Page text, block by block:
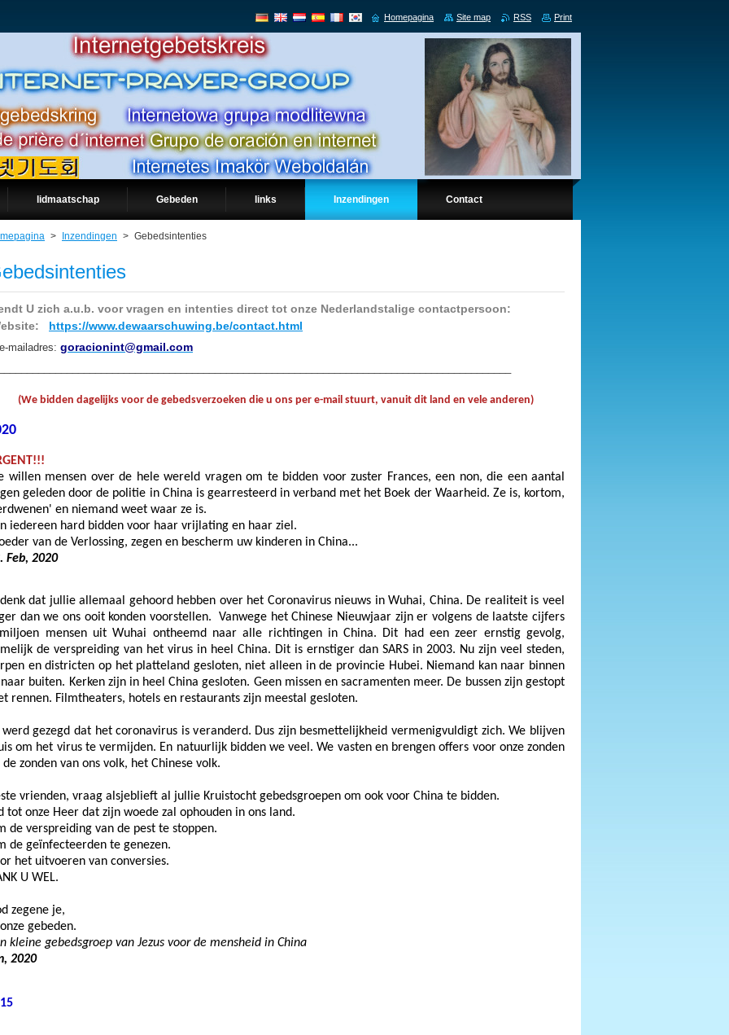
lidmaatschap Gebeden links Inzendingen Contact
> Inzendingen > Gebedsintenties
U zich a.u.b. voor vragen en intenties direct tot onze Nederlandstalige contactpersoon:
https://www.dewaarschuwing.be/contact.html
mailadres: goracionint@gmail.com
(We bidden dagelijks voor de gebedsverzoeken die u ons per e-mail stuurt, vanuit dit land en vele anderen)
willen mensen over de hele wereld vragen om te bidden voor zuster Frances, een non, die een aantal
geleden door de politie in China is gearresteerd in verband met het Boek der Waarheid. Ze is, kortom,
en niemand weet waar ze is.
iedereen hard bidden voor haar vrijlating en haar ziel.
van de Verlossing, zegen en bescherm uw kinderen in China...
Feb, 2020
dat jullie allemaal gehoord hebben over het Coronavirus nieuws in Wuhai, China. De realiteit is veel
dan we ons ooit konden voorstellen. Vanwege het Chinese Nieuwjaar zijn er volgens de laatste cijfers
mensen uit Wuhai ontheemd naar alle richtingen in China. Dit had een zeer ernstig gevolg,
de verspreiding van het virus in heel China. Dit is ernstiger dan SARS in 2003. Nu zijn veel steden,
en districten op het platteland gesloten, niet alleen in de provincie Hubei. Niemand kan naar binnen
buiten. Kerken zijn in heel China gesloten. Geen missen en sacramenten meer. De bussen zijn gestopt
rennen. Filmtheaters, hotels en restaurants zijn meestal gesloten.
werd gezegd dat het coronavirus is veranderd. Dus zijn besmettelijkheid vermenigvuldigt zich. We blijven
om het virus te vermijden. En natuurlijk bidden we veel. We vasten en brengen offers voor onze zonden
de zonden van ons volk, het Chinese volk.
vrienden, vraag alsjeblieft al jullie Kruistocht gebedsgroepen om ook voor China te bidden.
tot onze Heer dat zijn woede zal ophouden in ons land.
de verspreiding van de pest te stoppen.
de geïnfecteerden te genezen.
het uitvoeren van conversies.
U WEL.
zegene je,
gebeden.
kleine gebedsgroep van Jezus voor de mensheid in China
2020
Homepagina Site map RSS Print